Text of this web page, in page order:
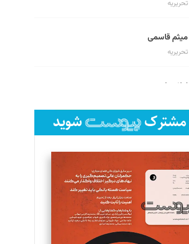
تحریریه
میثم قاسمی
تحریریه
لیلا حنارود
فائزه فتحی رستمی
تحریریه
سروش کرمیان
تحریریه
مینا پاکدل